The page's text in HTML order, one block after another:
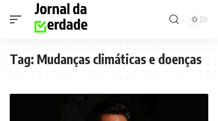
Tag: Mudanças climáticas e doenças